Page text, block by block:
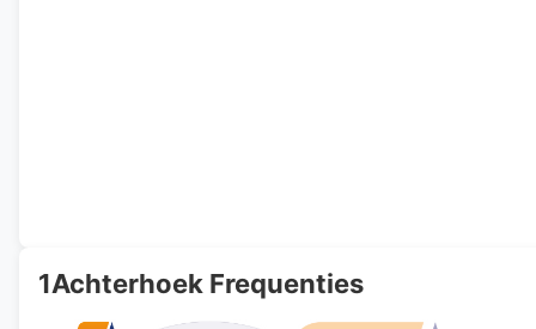
1Achterhoek Frequenties